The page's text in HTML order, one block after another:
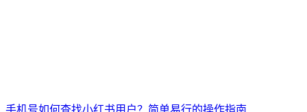
手机号如何查找小红书用户？简单易行的操作指南